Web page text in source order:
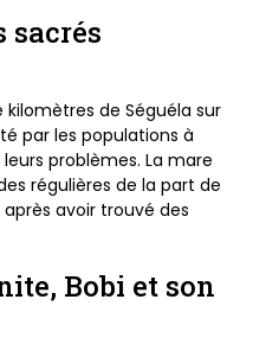
de Séguéla sur
par les populations à
problèmes. La mare
régulières de la part de
avoir trouvé des